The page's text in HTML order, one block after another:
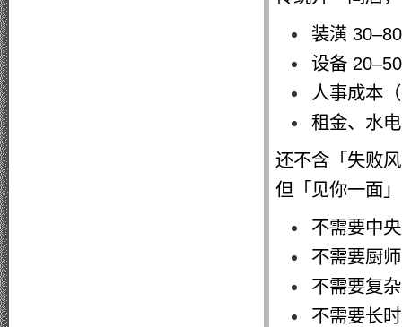
装潢
设备
人事成本
租金、水
还不含「失败
但「见你一面
不需要中
不需要厨师
不需要复
不需要长